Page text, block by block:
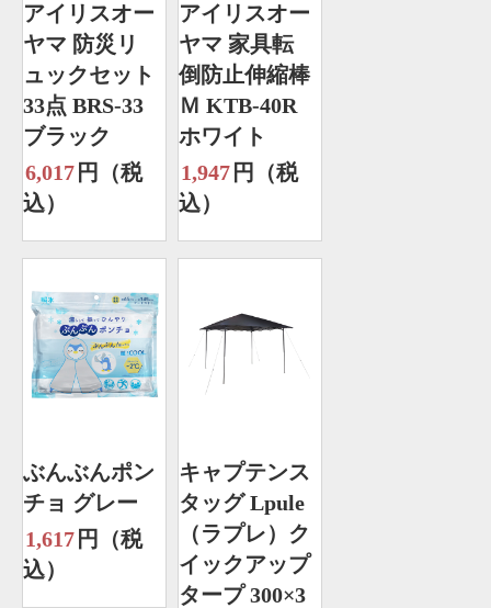
アイリスオー
ヤマ 防災リ
ュックセット
33点 BRS-33
ブラック
6,017 円（税
込）
アイリスオー
ヤマ 家具転
倒防止伸縮棒
Ｍ KTB-40R
ホワイト
1,947 円（税
込）
ぶんぶんポン
チョ グレー
1,617 円（税
込）
キャプテンス
タッグ Lpule
（ラプレ）ク
イックアップ
タープ 300×3